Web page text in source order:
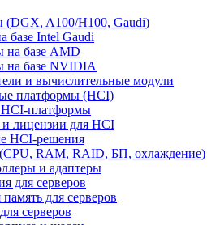
(DGX, A100/H100, Gaudi)
базе Intel Gaudi
на базе AMD
на базе NVIDIA
и вычислительные модули
платформы (HCI)
платформы
лицензии для HCI
HCI-решения
RAM, RAID, БП, охлаждение)
и адаптеры
для серверов
для серверов
серверов